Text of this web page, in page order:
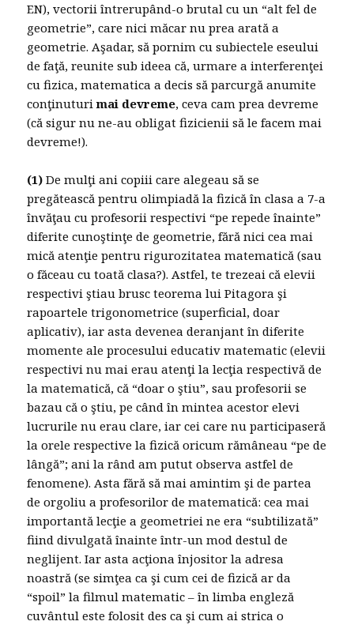
EN), vectorii întrerupând-o brutal cu un “alt fel de
geometrie”, care nici măcar nu prea arată a
geometrie. Aşadar, să pornim cu subiectele eseului
de faţă, reunite sub ideea că, urmare a interferenţei
cu fizica, matematica a decis să parcurgă anumite
conţinuturimai devreme, ceva cam prea devreme
(că sigur nu ne-au obligat fizicienii să le facem mai
devreme!).
(1) De mulţi ani copiii care alegeau să se
pregătească pentru olimpiadă la fizică în clasa a 7-a
învăţau cu profesorii respectivi “pe repede înainte”
diferite cunoştinţe de geometrie, fără nici cea mai
mică atenţie pentru rigurozitatea matematică (sau
o făceau cu toată clasa?). Astfel, te trezeai că elevii
respectivi ştiau brusc teorema lui Pitagora şi
rapoartele trigonometrice (superficial, doar
aplicativ), iar asta devenea deranjant în diferite
momente ale procesului educativ matematic (elevii
respectivi nu mai erau atenţi la lecţia respectivă de
la matematică, că “doar o ştiu”, sau profesorii se
bazau că o ştiu, pe când în mintea acestor elevi
lucrurile nu erau clare, iar cei care nu participaseră
la orele respective la fizică oricum rămâneau “pe de
lângă”; ani la rând am putut observa astfel de
fenomene). Asta fără să mai amintim şi de partea
de orgoliu a profesorilor de matematică: cea mai
importantă lecţie a geometriei ne era “subtilizată”
fiind divulgată înainte într-un mod destul de
neglijent. Iar asta acţiona înjositor la adresa
noastră (se simţea ca şi cum cei de fizică ar da
“spoil” la filmul matematic – în limba engleză
cuvântul este folosit des ca şi cum ai strica o